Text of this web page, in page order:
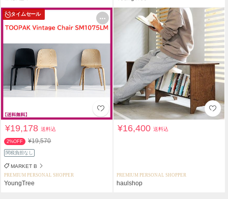
タイムセール
¥19,178送料込
2%OFF ¥19,570
関税負担なし
MARKET B
PREMIUM PERSONAL SHOPPER
YoungTree
¥16,400送料込
PREMIUM PERSONAL SHOPPER
haulshop